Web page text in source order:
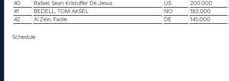
40
Rafael, Sean Kristoffer De Jesus US 200.000
41
BEDELL, TOM AKSEL NO 182.000
42
Al Zein, Fadie DE 145.000
Schedule